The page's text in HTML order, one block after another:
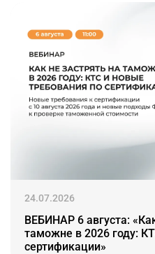
24.07.2026
ВЕБИНАР 6 августа:
таможне в 2026 году:
сертификации»